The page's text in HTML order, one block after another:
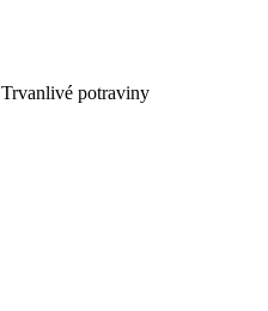
Trvanlivé potraviny